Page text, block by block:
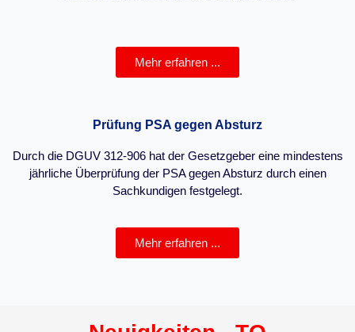
Mehr erfahren ...
Prüfung PSA gegen Absturz
Durch die DGUV 312-906 hat der Gesetzgeber eine mindestens
jährliche Überprüfung der PSA gegen Absturz durch einen
Sachkundigen festgelegt.
Mehr erfahren ...